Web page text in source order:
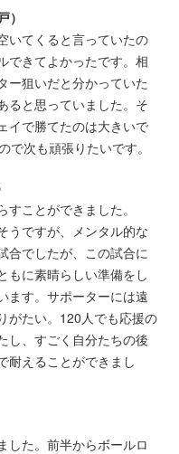
）
いてくると言っていたの
できてよかったです。相
ー狙いだと分かっていた
ると思っていました。そ
イで勝てたのは大きいで
次も頑張りたいです。
ことができました。
うですが、メンタル的な
合でしたが、この試合に
もに素晴らしい準備をし
ます。サポーターには遠
がたい。120人でも応援の
し、すごく自分たちの後
耐えることができまし
した。前半からボールロ